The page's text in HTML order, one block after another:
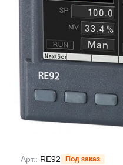
Арт.: RE92 Под заказ